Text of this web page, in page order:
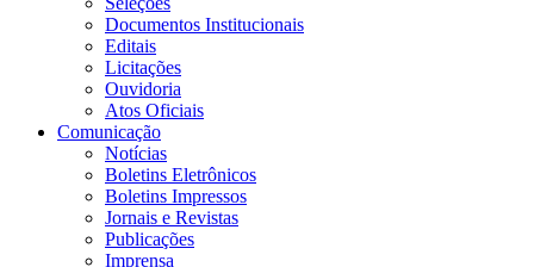
Documentos Institucionais
Editais
Licitações
Ouvidoria
Atos Oficiais
Comunicação
Notícias
Boletins Eletrônicos
Boletins Impressos
Jornais e Revistas
Publicações
Imprensa